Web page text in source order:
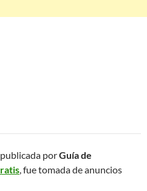
porGuía de
, fue tomada de anuncios